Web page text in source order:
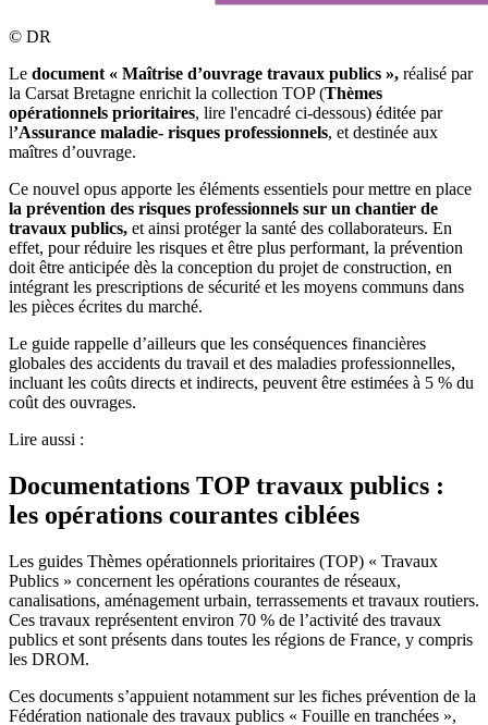
© DR
Le document « Maîtrise d’ouvrage travaux publics », réalisé par
la Carsat Bretagne enrichit la collection TOP (Thèmes
opérationnels prioritaires, lire l'encadré ci-dessous) éditée par
l’Assurance maladie- risques professionnels, et destinée aux
maîtres d’ouvrage.
Ce nouvel opus apporte les éléments essentiels pour mettre en place
la prévention des risques professionnels sur un chantier de
travaux publics, et ainsi protéger la santé des collaborateurs. En
effet, pour réduire les risques et être plus performant, la prévention
doit être anticipée dès la conception du projet de construction, en
intégrant les prescriptions de sécurité et les moyens communs dans
les pièces écrites du marché.
Le guide rappelle d’ailleurs que les conséquences financières
globales des accidents du travail et des maladies professionnelles,
incluant les coûts directs et indirects, peuvent être estimées à 5 % du
coût des ouvrages.
Lire aussi :
Documentations TOP travaux publics :
les opérations courantes ciblées
Les guides Thèmes opérationnels prioritaires (TOP) « Travaux
Publics » concernent les opérations courantes de réseaux,
canalisations, aménagement urbain, terrassements et travaux routiers.
Ces travaux représentent environ 70 % de l’activité des travaux
publics et sont présents dans toutes les régions de France, y compris
les DROM.
Ces documents s’appuient notamment sur les fiches prévention de la
Fédération nationale des travaux publics « Fouille en tranchées »,